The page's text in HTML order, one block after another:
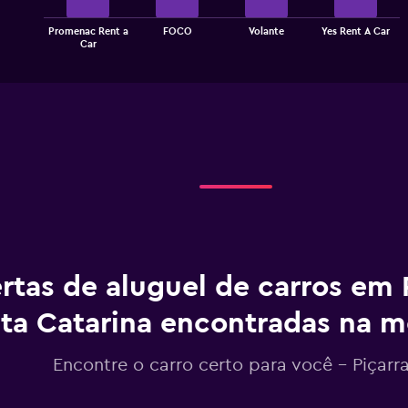
The
chart
Y
axis
displaying
values.
Promenac Rent a
Car
FOCO Volante Yes Rent A Car
de aluguel de carros em
Catarina encontradas na
Encontre o carro certo para você –